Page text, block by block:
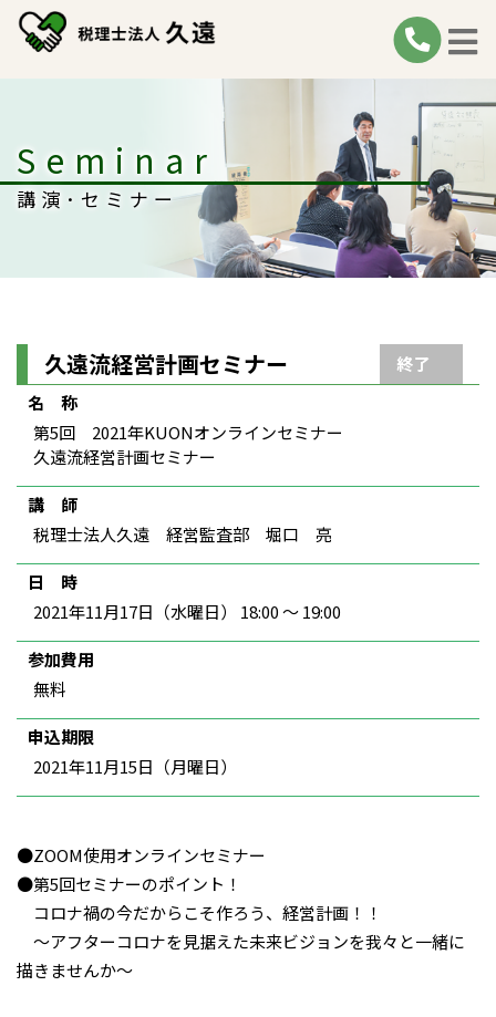
Seminar
講演･セミナー
久遠流経営計画セミナー
終了
名 称
第5回 2021年KUONオンラインセミナー
久遠流経営計画セミナー
講 師
税理士法人久遠 経営監査部 堀口 亮
日 時
2021年11月17日（水曜日） 18:00 ～ 19:00
参加費用
無料
申込期限
2021年11月15日（月曜日）
●ZOOM使用オンラインセミナー
●第5回セミナーのポイント！
コロナ禍の今だからこそ作ろう、経営計画！！
〜アフターコロナを見据えた未来ビジョンを我々と一緒に
描きませんか〜